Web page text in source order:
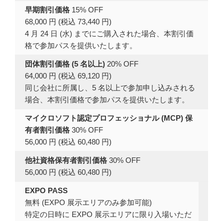
早期割引価格 15% OFF
68,000 円 (税込 73,440 円)
4 月 24 日 (水) までにご購入された場合、本割引価
格で参加パスを提供いたします。
団体割引価格 (5 名以上) 20% OFF
64,000 円 (税込 69,120 円)
同じ会社に所属し、5 名以上で参加申し込みされる
場合、本割引価格で参加パスを提供いたします。
マイクロソフト認定プロフェッショナル (MCP) 保
有者割引価格 30% OFF
56,000 円 (税込 60,480 円)
他社資格保有者割引価格 30% OFF
56,000 円 (税込 60,480 円)
EXPO PASS
無料 (EXPO 展示エリアのみ参加可能)
特定の日時に EXPO 展示エリアに限り入場いただ